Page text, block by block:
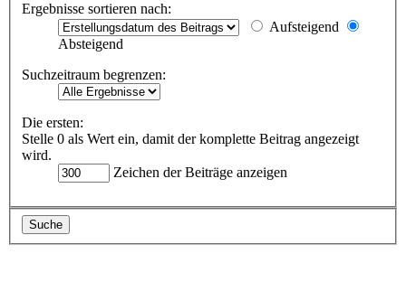
Ergebnisse sortieren nach:
Aufsteigend
Absteigend
Suchzeitraum begrenzen:
Die ersten:
Stelle 0 als Wert ein, damit der komplette Beitrag angezeigt
wird.
Zeichen der Beiträge anzeigen